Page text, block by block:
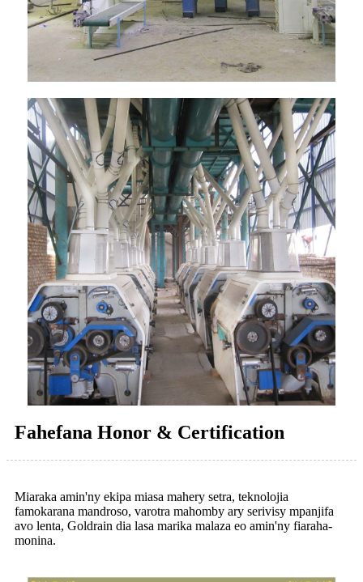
Fahefana Honor & Certification
Miaraka amin'ny ekipa miasa mahery setra, teknolojia
famokarana mandroso, varotra mahomby ary serivisy mpanjifa
avo lenta, Goldrain dia lasa marika malaza eo amin'ny fiaraha-
monina.